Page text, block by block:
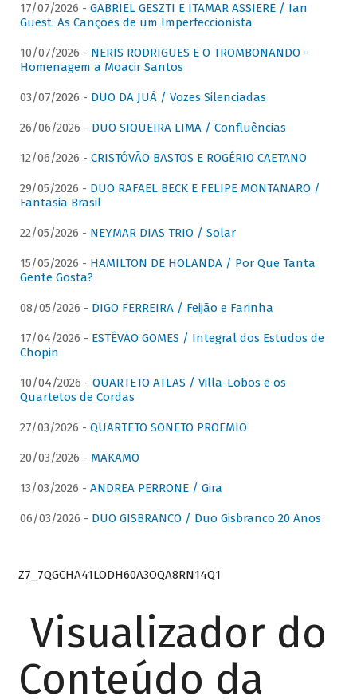
17/07/2026 - GABRIEL GESZTI E ITAMAR ASSIERE / Ian
Guest: As Canções de um Imperfeccionista
10/07/2026 - NERIS RODRIGUES E O TROMBONANDO -
Homenagem a Moacir Santos
03/07/2026 - DUO DA JUÁ / Vozes Silenciadas
26/06/2026 - DUO SIQUEIRA LIMA / Confluências
12/06/2026 - CRISTÓVÃO BASTOS E ROGÉRIO CAETANO
29/05/2026 - DUO RAFAEL BECK E FELIPE MONTANARO /
Fantasia Brasil
22/05/2026 - NEYMAR DIAS TRIO / Solar
15/05/2026 - HAMILTON DE HOLANDA / Por Que Tanta
Gente Gosta?
08/05/2026 - DIGO FERREIRA / Feijão e Farinha
17/04/2026 - ESTÊVÃO GOMES / Integral dos Estudos de
Chopin
10/04/2026 - QUARTETO ATLAS / Villa-Lobos e os
Quartetos de Cordas
27/03/2026 - QUARTETO SONETO PROEMIO
20/03/2026 - MAKAMO
13/03/2026 - ANDREA PERRONE / Gira
06/03/2026 - DUO GISBRANCO / Duo Gisbranco 20 Anos
Z7_7QGCHA41LODH60A3OQA8RN14Q1
Visualizador do
Conteúdo da